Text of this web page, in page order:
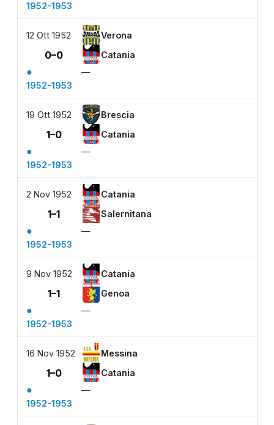
1952-1953
12 Ott 1952 Verona
0–0 Catania
●
—
1952-1953
19 Ott 1952 Brescia
1–0 Catania
●
—
1952-1953
2 Nov 1952 Catania
1–1 Salernitana
●
—
1952-1953
9 Nov 1952 Catania
1–1 Genoa
●
—
1952-1953
16 Nov 1952 Messina
1–0 Catania
●
—
1952-1953